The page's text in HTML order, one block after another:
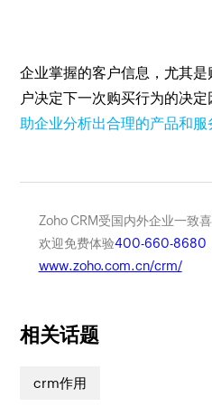
企业掌握的客户信息，尤其
户决定下一次购买行为的决
助企业分析出合理的产品和服
Zoho CRM受国内外企业一致
欢迎免费体验400-660-8680
www.zoho.com.cn/crm/
相关话题
crm作用